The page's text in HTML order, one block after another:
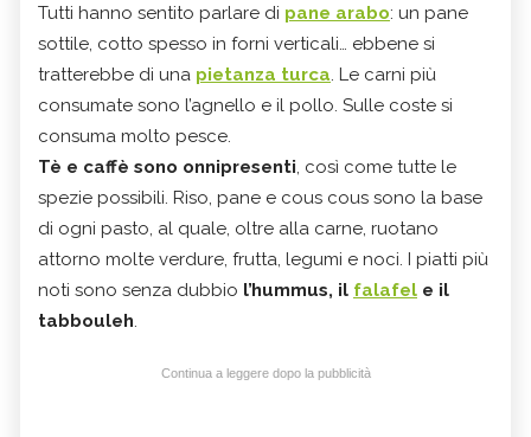
Tutti hanno sentito parlare di pane arabo: un pane
sottile, cotto spesso in forni verticali… ebbene si
tratterebbe di una pietanza turca. Le carni più
consumate sono l’agnello e il pollo. Sulle coste si
consuma molto pesce.
Tè e caffè sono onnipresenti, così come tutte le
spezie possibili. Riso, pane e cous cous sono la base
di ogni pasto, al quale, oltre alla carne, ruotano
attorno molte verdure, frutta, legumi e noci. I piatti più
noti sono senza dubbio l’hummus, il falafel e il
tabbouleh.
Continua a leggere dopo la pubblicità